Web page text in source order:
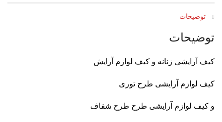
توضیحات
توضیحات
کیف آرایشی زنانه و کیف لوازم آرایش
کیف لوازم آرایشی طرح توری
و کیف لوازم آرایشی طرح طرح شفاف